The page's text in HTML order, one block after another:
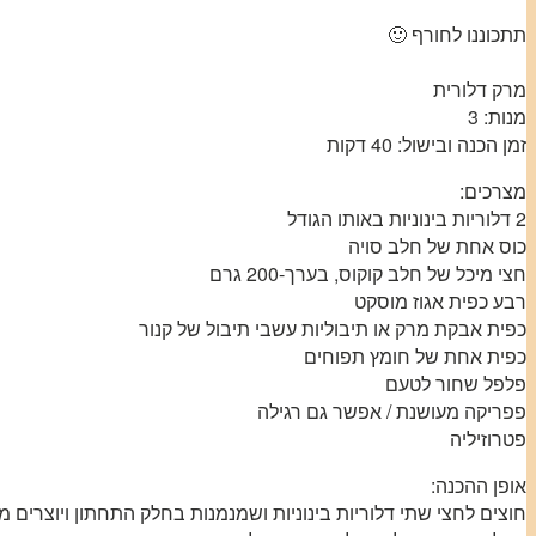
תתכוננו לחורף 🙂
מרק דלורית
מנות: 3
זמן הכנה ובישול: 40 דקות
מצרכים:
2 דלוריות בינוניות באותו הגודל
כוס אחת של חלב סויה
חצי מיכל של חלב קוקוס, בערך-200 גרם
רבע כפית אגוז מוסקט
כפית אבקת מרק או תיבוליות עשבי תיבול של קנור
כפית אחת של חומץ תפוחים
פלפל שחור לטעם
פפריקה מעושנת / אפשר גם רגילה
פטרוזיליה
אופן ההכנה:
חוצים לחצי שתי דלוריות בינוניות ושמנמנות בחלק התחתון ויוצרים מעין 2 קעריות הגשה. את הגרעינים מרוקנים